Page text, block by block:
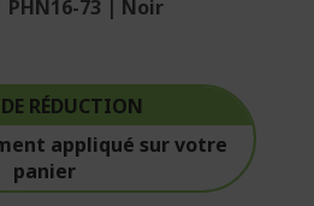
73 | Noir
RÉDUCTION
appliqué sur votre
panier